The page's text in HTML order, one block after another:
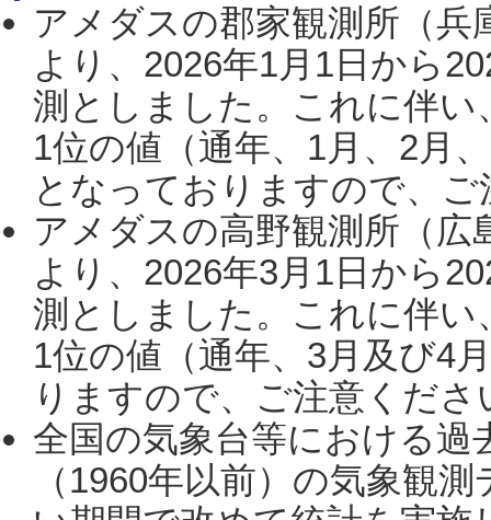
アメダスの郡家観測所（
より、2026年1月1日から
測としました。これに伴い
1位の値（通年、1月、2月
となっておりますので、
アメダスの高野観測所（
より、2026年3月1日から
測としました。これに伴い
1位の値（通年、3月及び4
りますので、ご注意くだ
全国の気象台等における過
（1960年以前）の気象観